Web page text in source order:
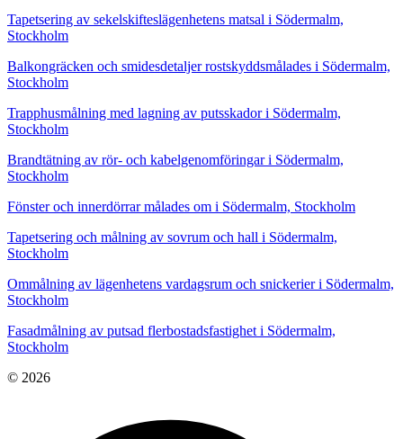
Tapetsering av sekelskifteslägenhetens matsal i Södermalm,
Stockholm
Balkongräcken och smidesdetaljer rostskyddsmålades i Södermalm,
Stockholm
Trapphusmålning med lagning av putsskador i Södermalm,
Stockholm
Brandtätning av rör- och kabelgenomföringar i Södermalm,
Stockholm
Fönster och innerdörrar målades om i Södermalm, Stockholm
Tapetsering och målning av sovrum och hall i Södermalm,
Stockholm
Ommålning av lägenhetens vardagsrum och snickerier i Södermalm,
Stockholm
Fasadmålning av putsad flerbostadsfastighet i Södermalm,
Stockholm
© 2026